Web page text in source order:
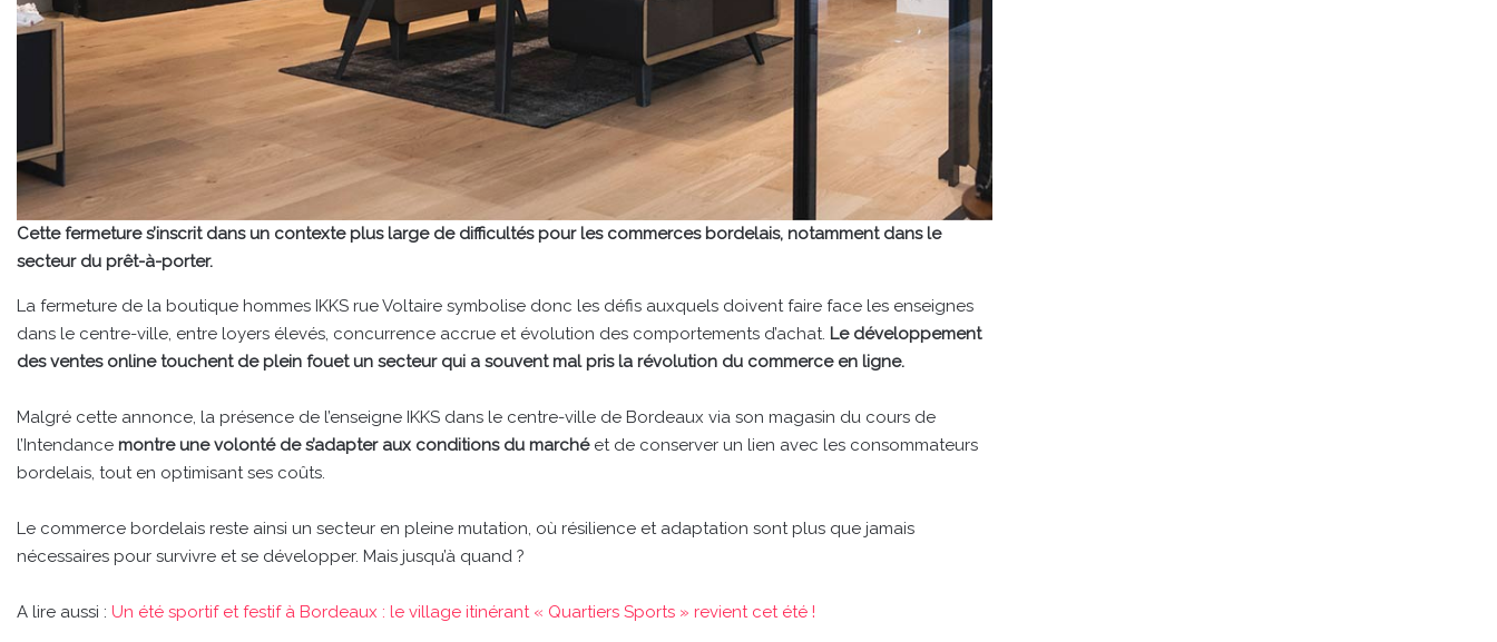
Cette fermeture s’inscrit dans un contexte plus large de difficultés pour les commerces bordelais, notamment dans le
secteur du prêt-à-porter.
La fermeture de la boutique hommes IKKS rue Voltaire symbolise donc les défis auxquels doivent faire face les enseignes
dans le centre-ville, entre loyers élevés, concurrence accrue et évolution des comportements d’achat. Le développement
des ventes online touchent de plein fouet un secteur qui a souvent mal pris la révolution du commerce en ligne.
Malgré cette annonce, la présence de l’enseigne IKKS dans le centre-ville de Bordeaux via son magasin du cours de
l’Intendance montre une volonté de s’adapter aux conditions du marchéet de conserver un lien avec les consommateurs
bordelais, tout en optimisant ses coûts.
Le commerce bordelais reste ainsi un secteur en pleine mutation, où résilience et adaptation sont plus que jamais
nécessaires pour survivre et se développer. Mais jusqu’à quand ?
A lire aussi : Un été sportif et festif à Bordeaux : le village itinérant « Quartiers Sports » revient cet été !